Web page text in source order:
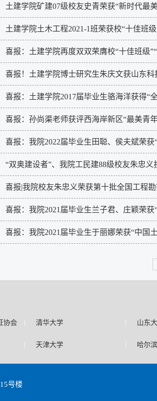
土建学院矿建07级校友史青荣获“新时代最
土建学院土木工程2021-1班荣获校“十佳班
喜报：土建学院再度双双荣膺校“十佳班级
喜报！土建学院博士研究生朱庆文获山东
喜报：土建学院2017届毕业生骆海洋获得“
喜报：孙尚渠老师获评西海岸新区“最美青
喜报：我院2022届毕业生田聪、侯夫斌荣
“双奥建设者”、我院工民建88级校友朱忠义
喜报|我院校友朱忠义荣获第十批全国工程
喜报：我院2021届毕业生兰子君、庄颖荣
喜报：我院2021届毕业生于丽娜荣获“中国
协会 | 清华大学 | 山东
| 天津大学 | 哈尔
号楼